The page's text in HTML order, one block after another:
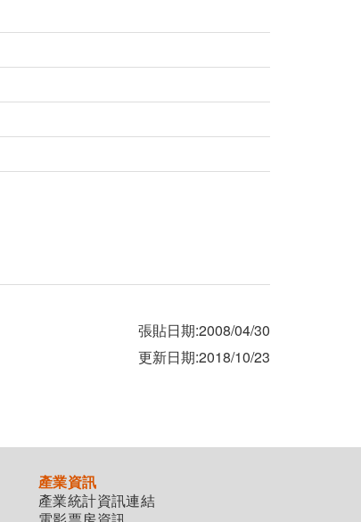
張貼日期:2008/04/30
更新日期:2018/10/23
產業資訊
產業統計資訊連結